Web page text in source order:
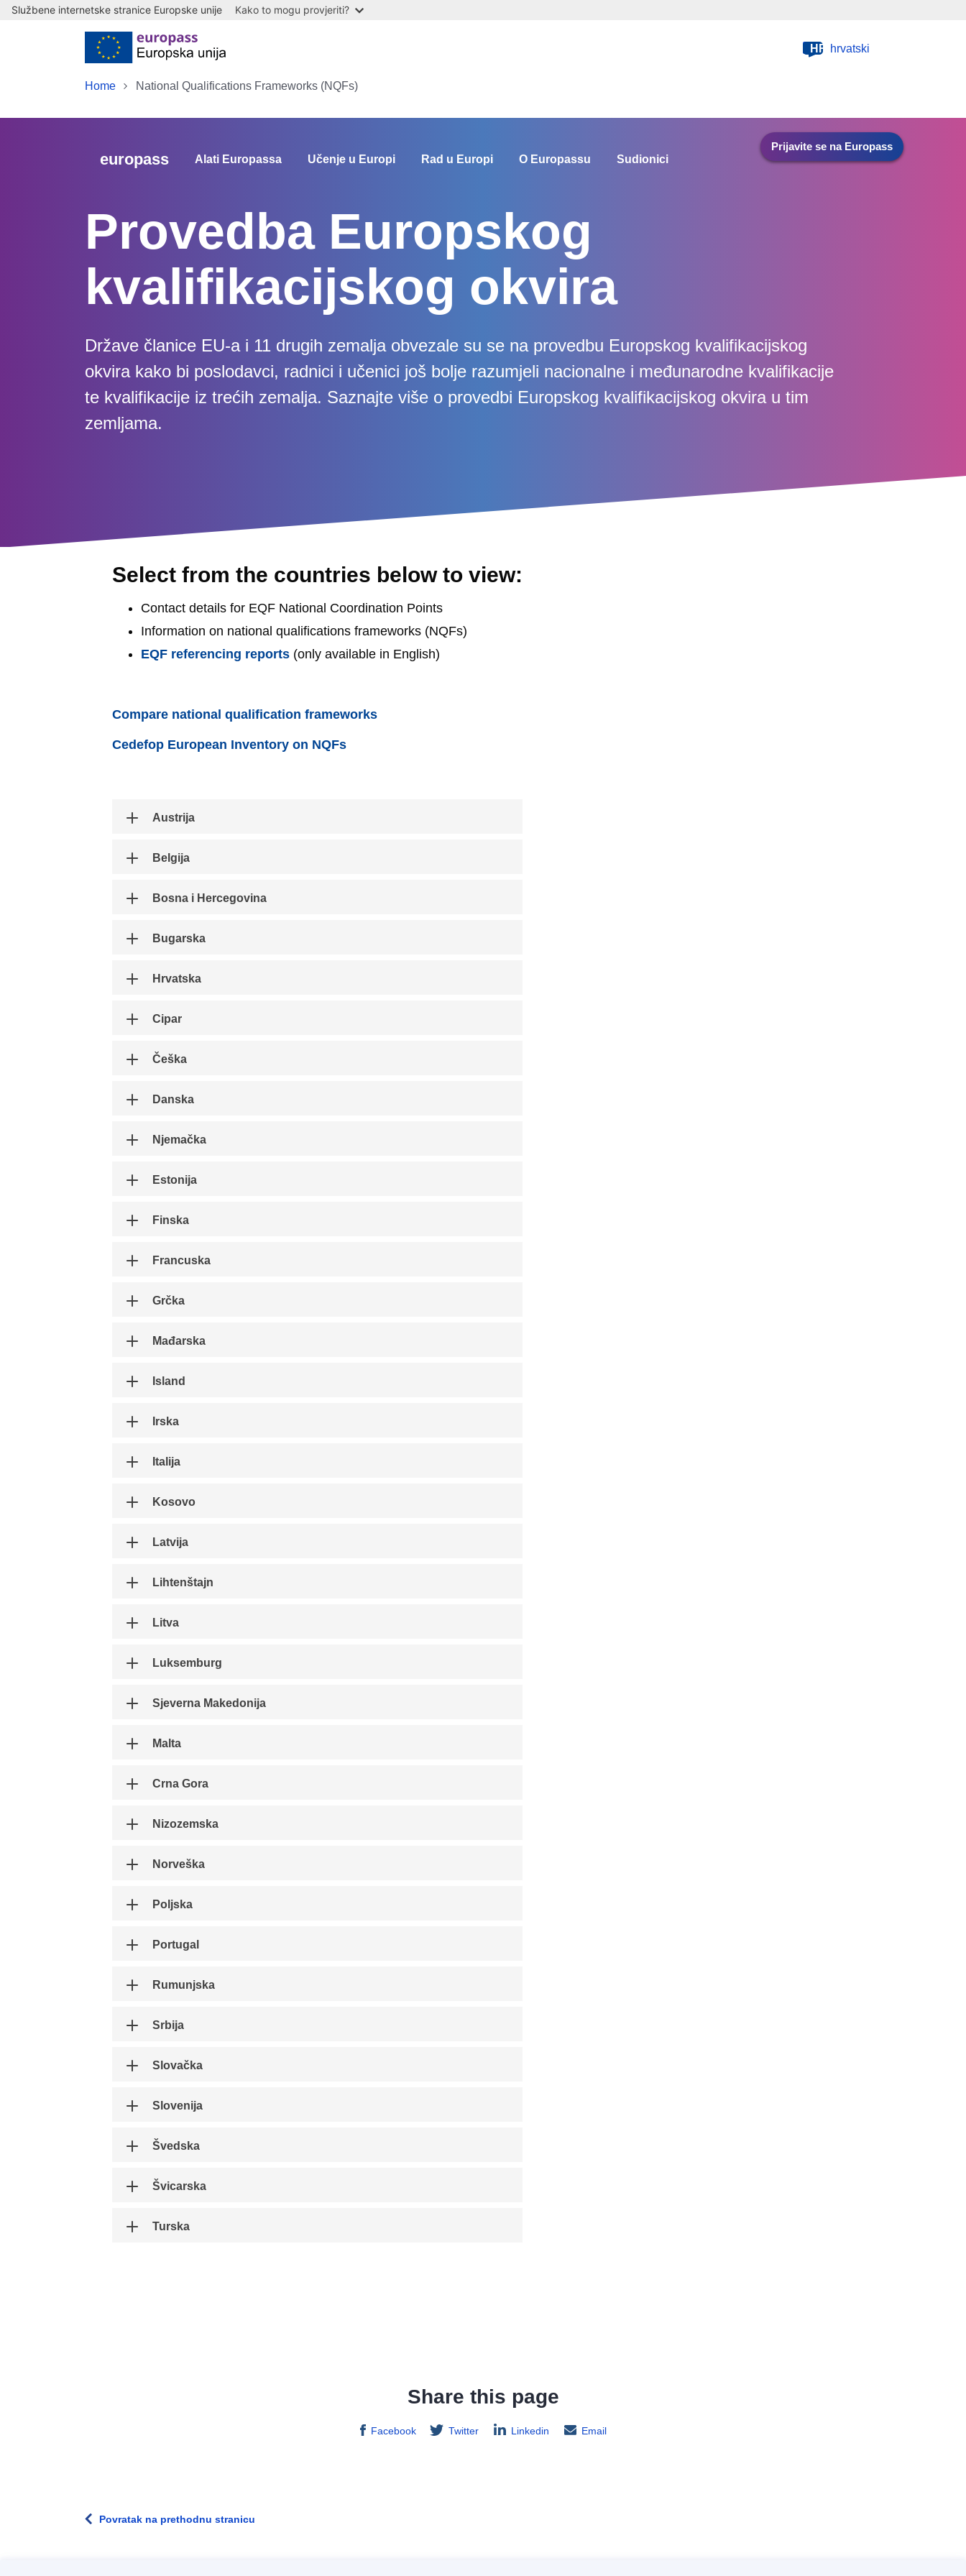
Skip to main content
Službene internetske stranice Europske unije Kako to mogu provjeriti?
Home National Qualifications Frameworks (NQFs)
HR hrvatski
europass Alati Europassa Učenje u Europi Rad u Europi O Europassu Sudionici
Prijavite se na Europass
Provedba Europskog
kvalifikacijskog okvira
Države članice EU-a i 11 drugih zemalja obvezale su se na provedbu Europskog kvalifikacijskog
okvira kako bi poslodavci, radnici i učenici još bolje razumjeli nacionalne i međunarodne kvalifikacije
te kvalifikacije iz trećih zemalja. Saznajte više o provedbi Europskog kvalifikacijskog okvira u tim
zemljama.
Select from the countries below to view:
Contact details for EQF National Coordination Points
Information on national qualifications frameworks (NQFs)
EQF referencing reports (only available in English)
Compare national qualification frameworks
Cedefop European Inventory on NQFs
Austrija
Belgija
Bosna i Hercegovina
Bugarska
Hrvatska
Cipar
Češka
Danska
Njemačka
Estonija
Finska
Francuska
Grčka
Mađarska
Island
Irska
Italija
Kosovo
Latvija
Lihtenštajn
Litva
Luksemburg
Sjeverna Makedonija
Malta
Crna Gora
Nizozemska
Norveška
Poljska
Portugal
Rumunjska
Srbija
Slovačka
Slovenija
Švedska
Švicarska
Turska
Share this page
Facebook Twitter Linkedin Email
Povratak na prethodnu stranicu